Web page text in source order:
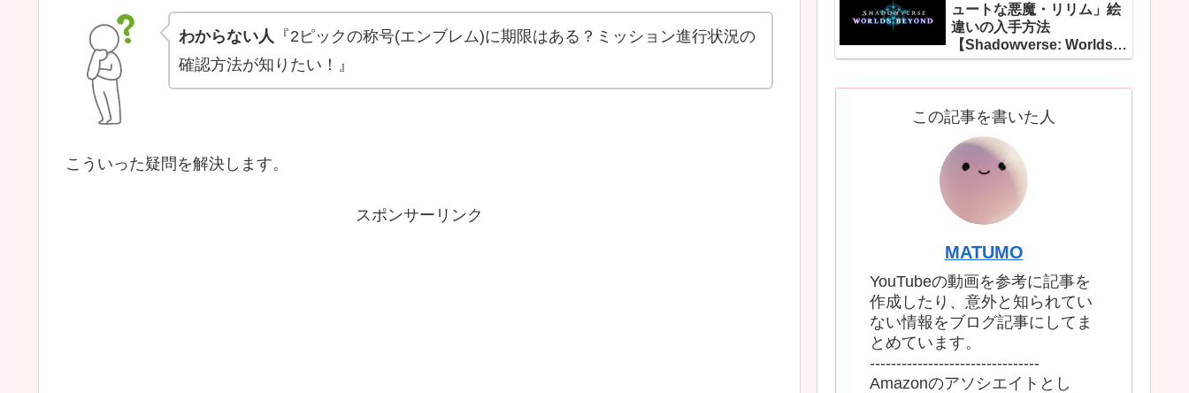
わからない人 『2ピックの称号(エンブレム)に期限はある？ミッション進行状況の
確認方法が知りたい！』
こういった疑問を解決します。
スポンサーリンク
ュートな悪魔・リリム」絵
違いの入手方法
【Shadowverse: Worlds
Beyond】
この記事を書いた人
MATUMO
YouTubeの動画を参考に記事を
作成したり、意外と知られてい
ない情報をブログ記事にしてま
とめています。
--------------------------------
Amazonのアソシエイトとし